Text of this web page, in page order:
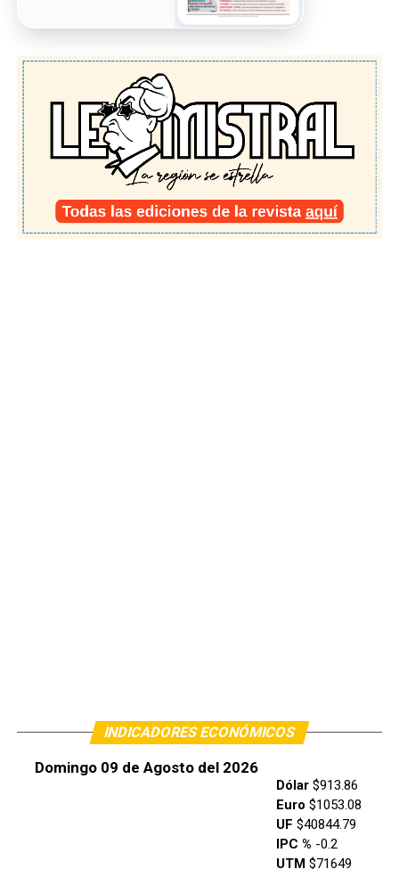
INDICADORES ECONÓMICOS
Domingo 09 de Agosto del 2026
Dólar$913.86
Euro $1053.08
UF $40844.79
IPC % -0.2
UTM$71649